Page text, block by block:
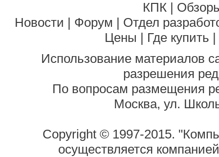
КПК |
Новости | Форум | Отдел
Цены | Где купить |
Использование материалов
разрешения
По вопросам размещения
Москва, ул.
Copyright © 1997-2015.
осуществляется